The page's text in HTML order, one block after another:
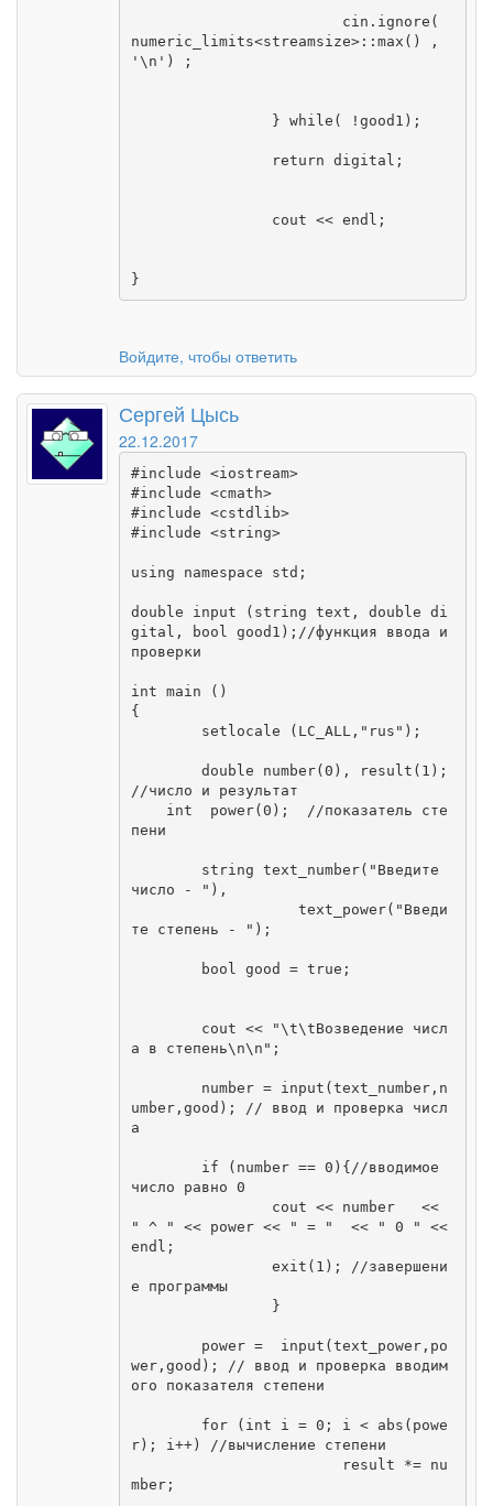
numeric_limits<streamsize>::max() ,
'\n') ;
}
Войдите, чтобы ответить
Сергей Цысь
22.12.2017
#include <iostream>
#include <cmath>
#include <cstdlib>
#include <string>
using namespace std;
double input (string text, double di
gital, bool good1);//функция ввода и
проверки
int main ()
{
//число и результат
пени
число - "),
те степень - ");
а в степень\n\n";
umber,good); // ввод и проверка числ
а
число равно 0
" ^ " << power << " = "  << " 0 " <<
endl;
е программы
wer,good); // ввод и проверка вводим
ого показателя степени
r); i++) //вычисление степени
mber;